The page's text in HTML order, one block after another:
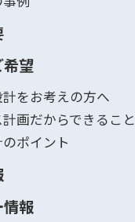
望
をお考えの方へ
画だからできること
ポイント
報